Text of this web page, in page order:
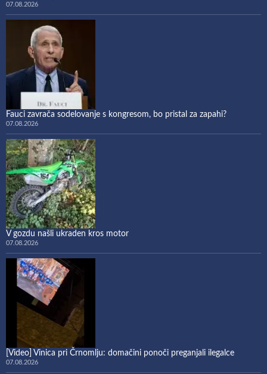
07.08.2026
Fauci zavrača sodelovanje s kongresom, bo pristal za zapahi?
07.08.2026
V gozdu našli ukraden kros motor
07.08.2026
[Video] Vinica pri Črnomlju: domačini ponoči preganjali ilegalce
07.08.2026